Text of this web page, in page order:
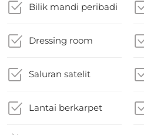
Bilik mandi peribadi
Dressing room
Saluran satelit
Lantai berkarpet